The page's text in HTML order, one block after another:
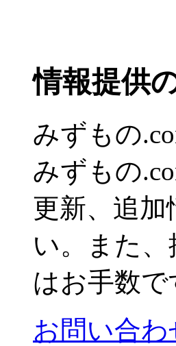
情報提供
みずもの
みずもの
更新、追
い。また
はお手数
お問い合わ